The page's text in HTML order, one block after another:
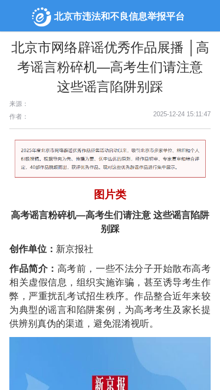
北京市违法和不良信息举报平台
北京市网络辟谣优秀作品展播 │高
考谣言粉碎机—高考生们请注意
这些谣言陷阱别踩
来源：
作者：
2025-12-24 15:11:47
图片类
高考谣言粉碎机—高考生们请注意 这些谣言陷阱
别踩
创作单位： 新京报社
作品简介： 高考前，一些不法分子开始散布高考
相关虚假信息，组织实施诈骗，甚至诱导考生作
弊，严重扰乱考试招生秩序。作品整合近年来较
为典型的谣言和陷阱案例，为高考考生及家长提
供辨别真伪的渠道，避免混淆视听。